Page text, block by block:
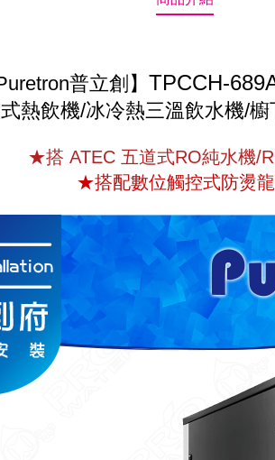
普立創】 TPCCH-
熱飲機/冰冷熱三溫飲水機/
★搭 ATEC 五道式RO純水機/
★搭配數位觸控式防燙